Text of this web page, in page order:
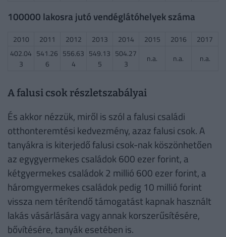
100000 lakosra jutó vendéglátóhelyek száma
2010 2011 2012 2013 2014 2015 2016
2017
402.04
3
541.26
6
556.63
4
549.13
5
504.27
3
n.a. n.a. n.a.
A falusi csok részletszabályai
És akkor nézzük, miről is szól a falusi családi
otthonteremtési kedvezmény, azaz falusi csok. A
tanyákra is kiterjedő falusi csok-nak köszönhetően
az egygyermekes családok 600 ezer forint, a
kétgyermekes családok 2 millió 600 ezer forint, a
háromgyermekes családok pedig 10 millió forint
vissza nem térítendő támogatást kapnak használt
lakás vásárlására vagy annak korszerűsítésére,
bővítésére, tanyák esetében is.